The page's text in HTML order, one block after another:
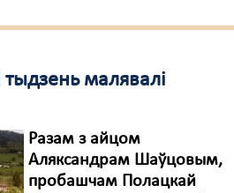
тыдзень малявалі
Разам з айцом
Аляксандрам Шаўцовым,
пробашчам Полацкай